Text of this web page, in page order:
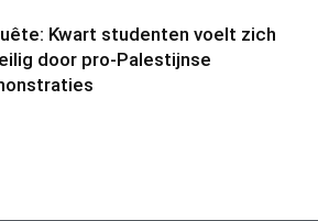
Kwart studenten voelt zich
door pro-Palestijnse